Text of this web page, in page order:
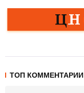
ТОП КОММЕНТАРИИ